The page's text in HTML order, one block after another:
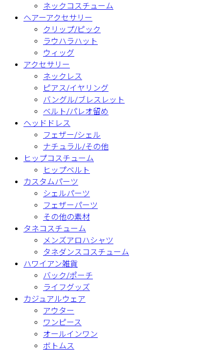
ネックコスチューム
ヘアーアクセサリー
クリップ/ピック
ラウハラハット
ウィッグ
アクセサリー
ネックレス
ピアス/イヤリング
バングル/ブレスレット
ベルト/パレオ留め
ヘッドドレス
フェザー/シェル
ナチュラル/その他
ヒップコスチューム
ヒップベルト
カスタムパーツ
シェルパーツ
フェザーパーツ
その他の素材
タネコスチューム
メンズアロハシャツ
タネダンスコスチューム
ハワイアン雑貨
バック/ポーチ
ライフグッズ
カジュアルウェア
アウター
ワンピース
オールインワン
ボトムス